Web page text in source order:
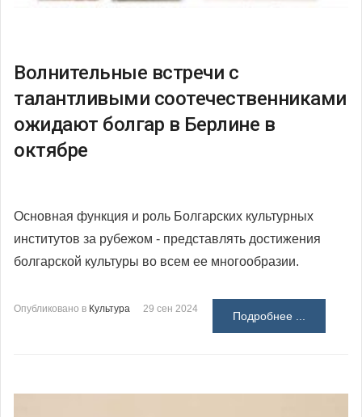
Волнительные встречи с
талантливыми соотечественниками
ожидают болгар в Берлине в
октябре
Основная функция и роль Болгарских культурных
институтов за рубежом - представлять достижения
болгарской культуры во всем ее многообразии.
Опубликовано в Культура 29 сен 2024
Подробнее ...